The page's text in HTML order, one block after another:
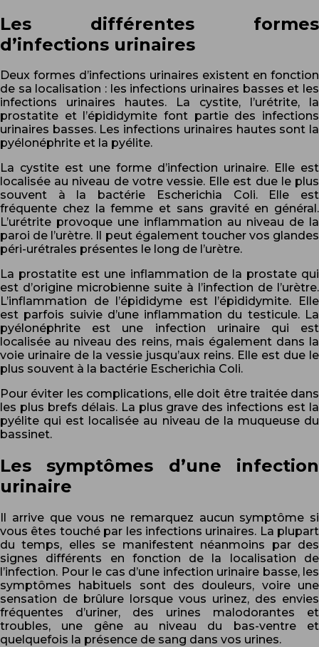
Les différentes formes
d’infections urinaires
Deux formes d’infections urinaires existent en fonction
de sa localisation : les infections urinaires basses et les
infections urinaires hautes. La cystite, l’urétrite, la
prostatite et l’épididymite font partie des infections
urinaires basses. Les infections urinaires hautes sont la
pyélonéphrite et la pyélite.
La cystite est une forme d’infection urinaire. Elle est
localisée au niveau de votre vessie. Elle est due le plus
souvent à la bactérie Escherichia Coli. Elle est
fréquente chez la femme et sans gravité en général.
L’urétrite provoque une inflammation au niveau de la
paroi de l’urètre. Il peut également toucher vos glandes
péri-urétrales présentes le long de l’urètre.
La prostatite est une inflammation de la prostate qui
est d’origine microbienne suite à l’infection de l’urètre.
L’inflammation de l’épididyme est l’épididymite. Elle
est parfois suivie d’une inflammation du testicule. La
pyélonéphrite est une infection urinaire qui est
localisée au niveau des reins, mais également dans la
voie urinaire de la vessie jusqu’aux reins. Elle est due le
plus souvent à la bactérie Escherichia Coli.
Pour éviter les complications, elle doit être traitée dans
les plus brefs délais. La plus grave des infections est la
pyélite qui est localisée au niveau de la muqueuse du
bassinet.
Les symptômes d’une infection
urinaire
Il arrive que vous ne remarquez aucun symptôme si
vous êtes touché par les infections urinaires. La plupart
du temps, elles se manifestent néanmoins par des
signes différents en fonction de la localisation de
l’infection. Pour le cas d’une infection urinaire basse, les
symptômes habituels sont des douleurs, voire une
sensation de brûlure lorsque vous urinez, des envies
fréquentes d’uriner, des urines malodorantes et
troubles, une gêne au niveau du bas-ventre et
quelquefois la présence de sang dans vos urines.